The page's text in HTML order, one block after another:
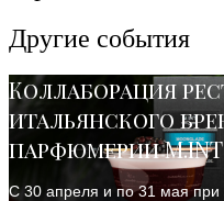
Другие события
Коллаборация
итальянского
парфюмерии M.INT
С 30 апреля и по 31 мая при